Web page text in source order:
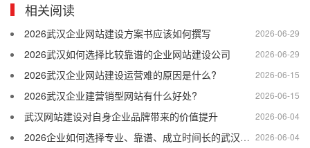
相关阅读
2026-06-29
2026武汉企业网站建设方案书应该如何撰写
2026-06-29
2026武汉如何选择比较靠谱的企业网站建设公司
2026-06-15
2026武汉企业网站建设运营难的原因是什么?
2026-06-15
2026武汉企业建营销型网站有什么好处?
2026-06-04
武汉网站建设对自身企业品牌带来的价值提升
2026-06-04
2026企业如何选择专业、靠谱、成立时间长的武汉网站建设公司